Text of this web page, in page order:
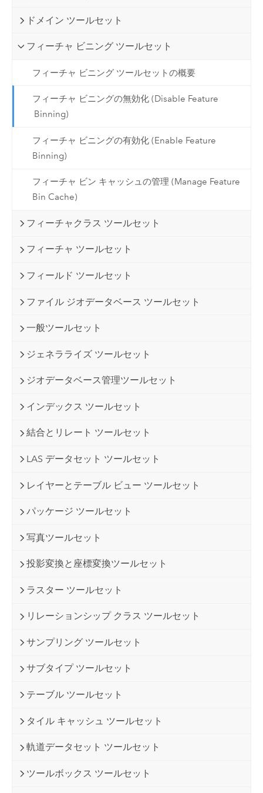
ドメイン ツールセット
フィーチャ ビニング ツールセット
フィーチャ ビニング ツールセットの概要
フィーチャ ビニングの無効化 (Disable Feature
Binning)
フィーチャ ビニングの有効化 (Enable Feature
Binning)
フィーチャ ビン キャッシュの管理 (Manage Feature
Bin Cache)
フィーチャクラス ツールセット
フィーチャ ツールセット
フィールド ツールセット
ファイル ジオデータベース ツールセット
一般ツールセット
ジェネラライズ ツールセット
ジオデータベース管理ツールセット
インデックス ツールセット
結合とリレート ツールセット
LAS データセット ツールセット
レイヤーとテーブル ビュー ツールセット
パッケージ ツールセット
写真ツールセット
投影変換と座標変換ツールセット
ラスター ツールセット
リレーションシップ クラス ツールセット
サンプリング ツールセット
サブタイプ ツールセット
テーブル ツールセット
タイル キャッシュ ツールセット
軌道データセット ツールセット
ツールボックス ツールセット